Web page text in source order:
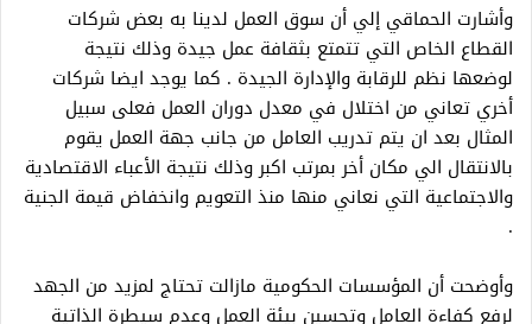
وأشارت الحماقي إلي أن سوق العمل لدينا به بعض شركات
القطاع الخاص التي تتمتع بثقافة عمل جيدة وذلك نتيجة
لوضعها نظم للرقابة والإدارة الجيدة . كما يوجد ايضا شركات
أخري تعاني من اختلال في معدل دوران العمل فعلى سبيل
المثال بعد ان يتم تدريب العامل من جانب جهة العمل يقوم
بالانتقال الي مكان أخر بمرتب اكبر وذلك نتيجة الأعباء الاقتصادية
والاجتماعية التي نعاني منها منذ التعويم وانخفاض قيمة الجنية
.
وأوضحت أن المؤسسات الحكومية مازالت تحتاج لمزيد من الجهد
لرفع كفاءة العامل وتحسين بيئة العمل وعدم سيطرة الذاتية